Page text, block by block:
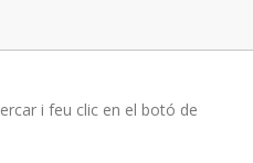
i feu clic en el botó de